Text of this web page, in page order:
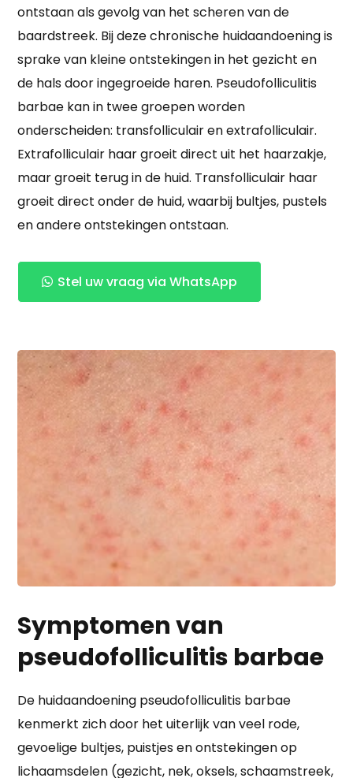
ontstaan als gevolg van het scheren van de
baardstreek. Bij deze chronische huidaandoening is
sprake van kleine ontstekingen in het gezicht en
de hals door ingegroeide haren. Pseudofolliculitis
barbae kan in twee groepen worden
onderscheiden: transfolliculair en extrafolliculair.
Extrafolliculair haar groeit direct uit het haarzakje,
maar groeit terug in de huid. Transfolliculair haar
groeit direct onder de huid, waarbij bultjes, pustels
en andere ontstekingen ontstaan.
Stel uw vraag via WhatsApp
Symptomen van
pseudofolliculitis barbae
De huidaandoening pseudofolliculitis barbae
kenmerkt zich door het uiterlijk van veel rode,
gevoelige bultjes, puistjes en ontstekingen op
lichaamsdelen (gezicht, nek, oksels, schaamstreek,